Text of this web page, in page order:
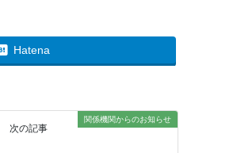
Hatena
関係機関からのお知らせ
次の記事